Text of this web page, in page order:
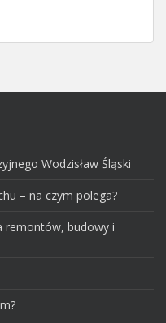
Wodzisław Śląski
– na czym polega?
remontów, budowy i